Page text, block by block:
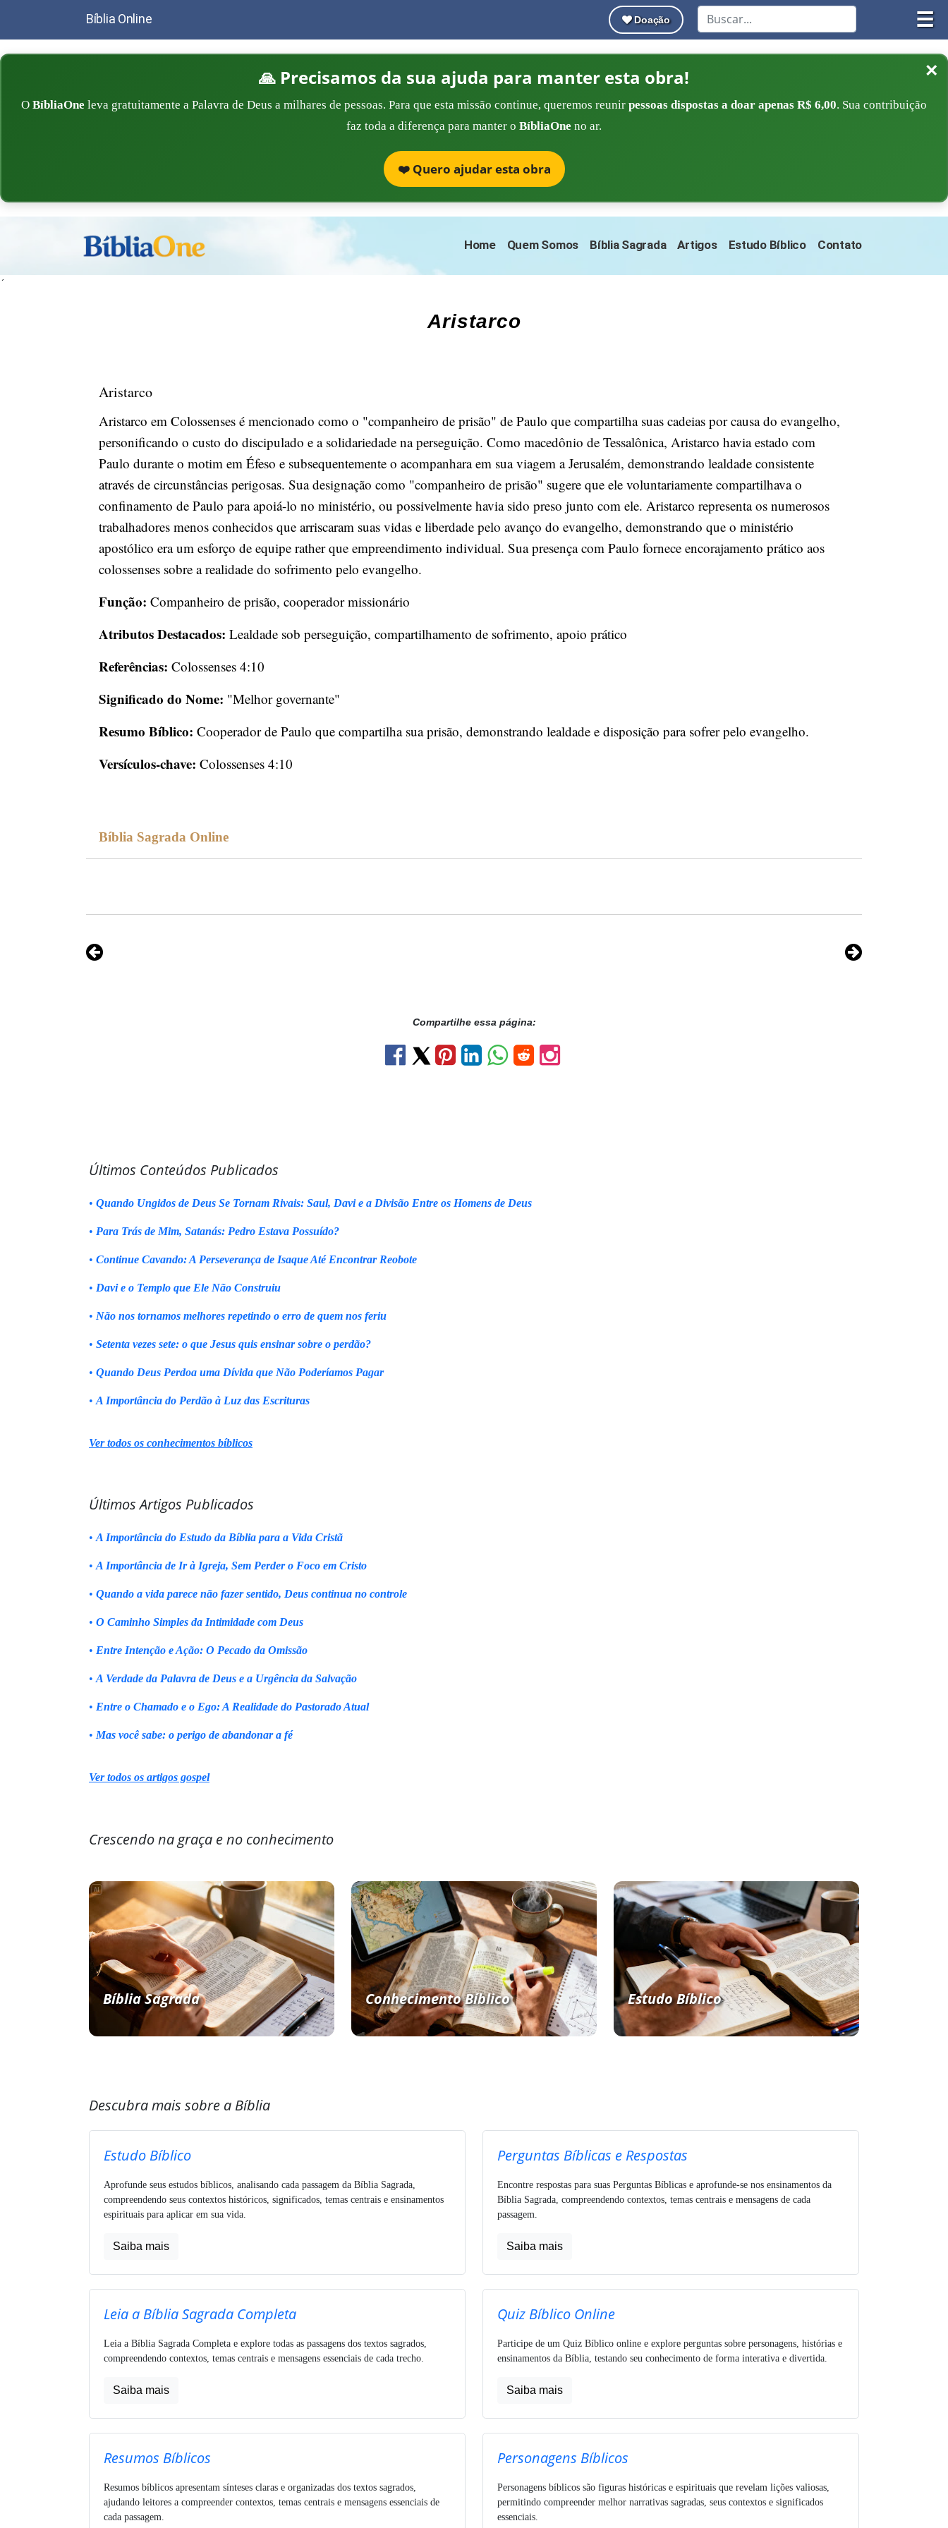
☰
Bíblia Online Doação
×
🙏 Precisamos da sua ajuda para manter esta obra!
O BíbliaOne leva gratuitamente a Palavra de Deus a milhares de pessoas. Para que esta missão continue, queremos reunir pessoas dispostas a doar apenas R$ 6,00. Sua contribuição
faz toda a diferença para manter o BíbliaOne no ar.
❤️ Quero ajudar esta obra
Home Quem Somos Bíblia Sagrada Artigos Estudo Bíblico Contato
´
Aristarco
Aristarco
Aristarco em Colossenses é mencionado como o "companheiro de prisão" de Paulo que compartilha suas cadeias por causa do evangelho,
personificando o custo do discipulado e a solidariedade na perseguição. Como macedônio de Tessalônica, Aristarco havia estado com
Paulo durante o motim em Éfeso e subsequentemente o acompanhara em sua viagem a Jerusalém, demonstrando lealdade consistente
através de circunstâncias perigosas. Sua designação como "companheiro de prisão" sugere que ele voluntariamente compartilhava o
confinamento de Paulo para apoiá-lo no ministério, ou possivelmente havia sido preso junto com ele. Aristarco representa os numerosos
trabalhadores menos conhecidos que arriscaram suas vidas e liberdade pelo avanço do evangelho, demonstrando que o ministério
apostólico era um esforço de equipe rather que empreendimento individual. Sua presença com Paulo fornece encorajamento prático aos
colossenses sobre a realidade do sofrimento pelo evangelho.
Função: Companheiro de prisão, cooperador missionário
Atributos Destacados: Lealdade sob perseguição, compartilhamento de sofrimento, apoio prático
Referências: Colossenses 4:10
Significado do Nome: "Melhor governante"
Resumo Bíblico: Cooperador de Paulo que compartilha sua prisão, demonstrando lealdade e disposição para sofrer pelo evangelho.
Versículos-chave: Colossenses 4:10
Bíblia Sagrada Online
Compartilhe essa página:
Últimos Conteúdos Publicados
• Quando Ungidos de Deus Se Tornam Rivais: Saul, Davi e a Divisão Entre os Homens de Deus
• Para Trás de Mim, Satanás: Pedro Estava Possuído?
• Continue Cavando: A Perseverança de Isaque Até Encontrar Reobote
• Davi e o Templo que Ele Não Construiu
• Não nos tornamos melhores repetindo o erro de quem nos feriu
• Setenta vezes sete: o que Jesus quis ensinar sobre o perdão?
• Quando Deus Perdoa uma Dívida que Não Poderíamos Pagar
• A Importância do Perdão à Luz das Escrituras
Ver todos os conhecimentos bíblicos
Últimos Artigos Publicados
• A Importância do Estudo da Bíblia para a Vida Cristã
• A Importância de Ir à Igreja, Sem Perder o Foco em Cristo
• Quando a vida parece não fazer sentido, Deus continua no controle
• O Caminho Simples da Intimidade com Deus
• Entre Intenção e Ação: O Pecado da Omissão
• A Verdade da Palavra de Deus e a Urgência da Salvação
• Entre o Chamado e o Ego: A Realidade do Pastorado Atual
• Mas você sabe: o perigo de abandonar a fé
Ver todos os artigos gospel
Crescendo na graça e no conhecimento
Bíblia Sagrada Conhecimento Bíblico Estudo Bíblico
Descubra mais sobre a Bíblia
Estudo Bíblico
Aprofunde seus estudos bíblicos, analisando cada passagem da Bíblia Sagrada,
compreendendo seus contextos históricos, significados, temas centrais e ensinamentos
espirituais para aplicar em sua vida.
Saiba mais
Perguntas Bíblicas e Respostas
Encontre respostas para suas Perguntas Bíblicas e aprofunde-se nos ensinamentos da
Bíblia Sagrada, compreendendo contextos, temas centrais e mensagens de cada
passagem.
Saiba mais
Leia a Bíblia Sagrada Completa
Leia a Bíblia Sagrada Completa e explore todas as passagens dos textos sagrados,
compreendendo contextos, temas centrais e mensagens essenciais de cada trecho.
Saiba mais
Quiz Bíblico Online
Participe de um Quiz Bíblico online e explore perguntas sobre personagens, histórias e
ensinamentos da Bíblia, testando seu conhecimento de forma interativa e divertida.
Saiba mais
Resumos Bíblicos
Resumos bíblicos apresentam sínteses claras e organizadas dos textos sagrados,
ajudando leitores a compreender contextos, temas centrais e mensagens essenciais de
cada passagem.
Personagens Bíblicos
Personagens bíblicos são figuras históricas e espirituais que revelam lições valiosas,
permitindo compreender melhor narrativas sagradas, seus contextos e significados
essenciais.